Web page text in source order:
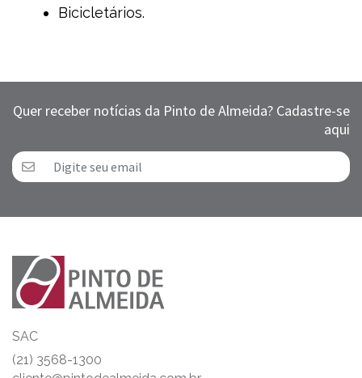
Bicicletários.
Quer receber notícias da Pinto de Almeida? Cadastre-se
aqui
SAC
(21) 3568-1300